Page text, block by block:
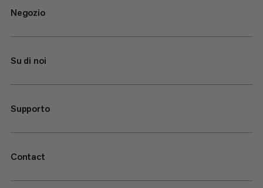
Negozio
Su di noi
Supporto
Contact